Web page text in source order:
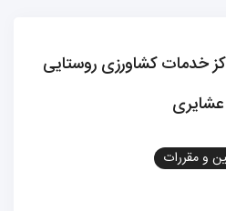
خدمات کشاورزی روستایی
و مقررات